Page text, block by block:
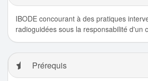
IBODE concourant à des pratiques
radioguidées sous la responsabilité d'un
Prérequis